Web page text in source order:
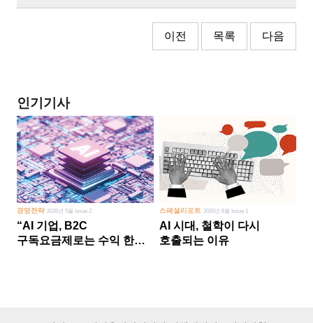
이전 목록 다음
인기기사
경영전략 2026년 5월 Issue 2
“AI 기업, B2C
구독요금제로는 수익 한계
스페셜리포트 2026년 8월 Issue 1
AI 시대, 철학이 다시
호출되는 이유